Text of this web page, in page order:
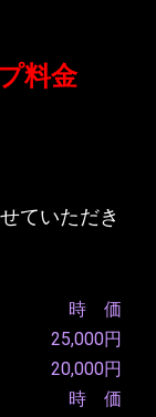
料金
ていただき
時 価
25,000円
20,000円
時 価